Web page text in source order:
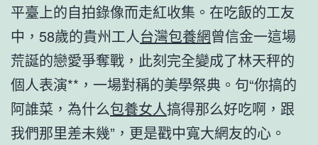
平臺上的自拍錄像而走紅收集。在吃飯的工友
中，58歲的貴州工人台灣包養網曾信金一這場
荒誕的戀愛爭奪戰，此刻完全變成了林天秤的
個人表演**，一場對稱的美學祭典。句“你搞的
阿誰菜，為什么包養女人搞得那么好吃啊，跟
我們那里差未幾”，更是戳中寬大網友的心。